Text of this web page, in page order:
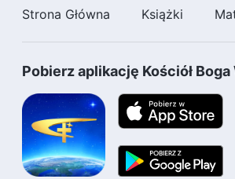
Strona Główna Książki
Pobierz aplikację Kościół